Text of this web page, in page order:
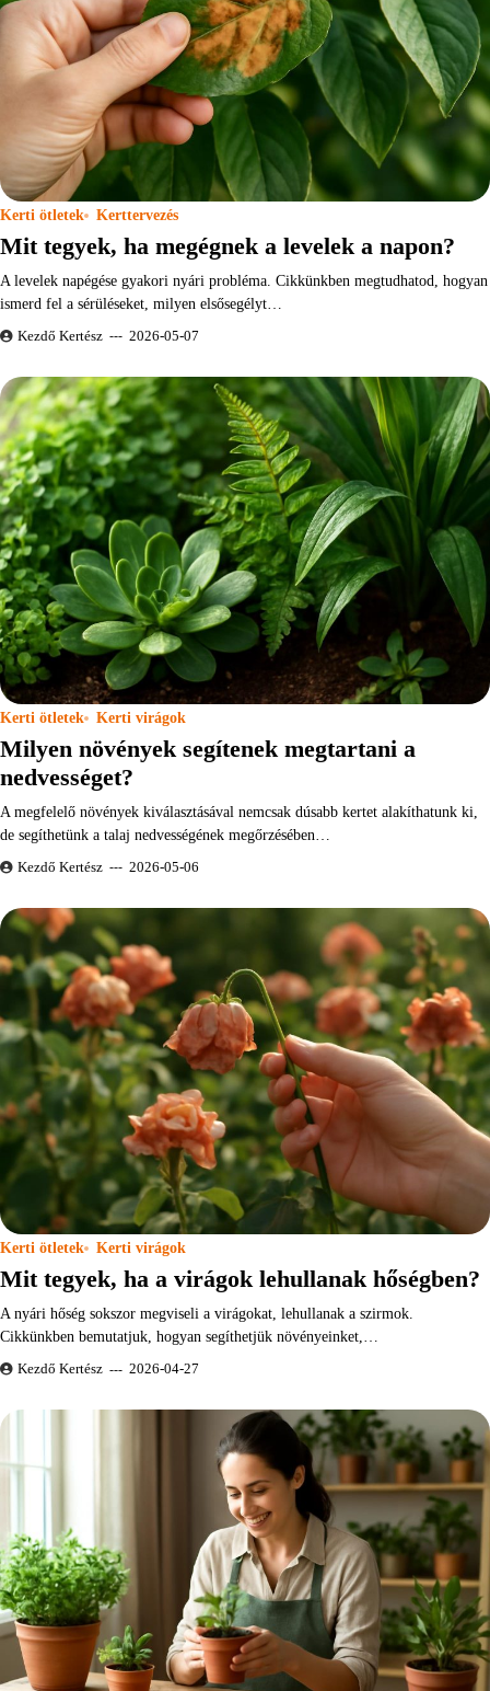
Kerti ötletek Kerttervezés
Mit tegyek, ha megégnek a levelek a napon?
A levelek napégése gyakori nyári probléma. Cikkünkben megtudhatod, hogyan
ismerd fel a sérüléseket, milyen elsősegélyt…
Kezdő Kertész 2026-05-07
Kerti ötletek Kerti virágok
Milyen növények segítenek megtartani a
nedvességet?
A megfelelő növények kiválasztásával nemcsak dúsabb kertet alakíthatunk ki,
de segíthetünk a talaj nedvességének megőrzésében…
Kezdő Kertész 2026-05-06
Kerti ötletek Kerti virágok
Mit tegyek, ha a virágok lehullanak hőségben?
A nyári hőség sokszor megviseli a virágokat, lehullanak a szirmok.
Cikkünkben bemutatjuk, hogyan segíthetjük növényeinket,…
Kezdő Kertész 2026-04-27